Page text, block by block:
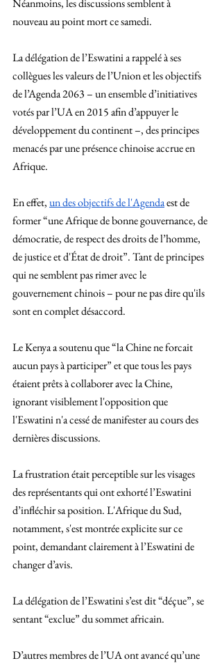
Néanmoins, les discussions semblent à
nouveau au point mort ce samedi.
La délégation de l’Eswatini a rappelé à ses
collègues les valeurs de l’Union et les objectifs
de l’Agenda 2063 – un ensemble d’initiatives
votés par l’UA en 2015 afin d’appuyer le
développement du continent –, des principes
menacés par une présence chinoise accrue en
Afrique.
En effet, un des objectifs de l'Agenda est de
former “une Afrique de bonne gouvernance, de
démocratie, de respect des droits de l’homme,
de justice et d'État de droit”. Tant de principes
qui ne semblent pas rimer avec le
gouvernement chinois – pour ne pas dire qu'ils
sont en complet désaccord.
Le Kenya a soutenu que “la Chine ne forcait
aucun pays à participer” et que tous les pays
étaient prêts à collaborer avec la Chine,
ignorant visiblement l'opposition que
l'Eswatini n'a cessé de manifester au cours des
dernières discussions.
La frustration était perceptible sur les visages
des représentants qui ont exhorté l’Eswatini
d’infléchir sa position. L'Afrique du Sud,
notamment, s'est montrée explicite sur ce
point, demandant clairement à l’Eswatini de
changer d’avis.
La délégation de l’Eswatini s’est dit “déçue”, se
sentant “exclue” du sommet africain.
D’autres membres de l’UA ont avancé qu’une